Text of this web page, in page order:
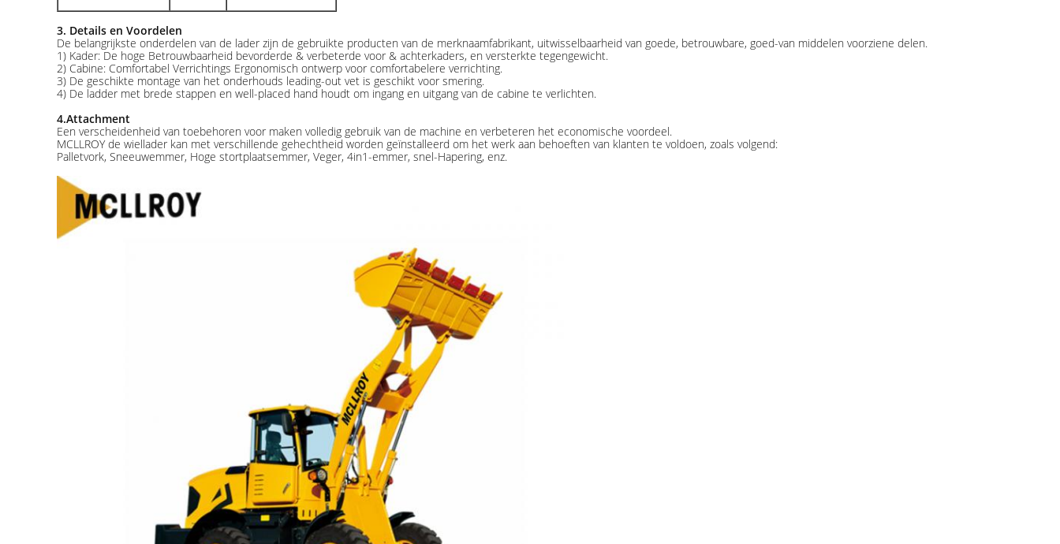
3. Details en Voordelen
De belangrijkste onderdelen van de lader zijn de gebruikte producten van de merknaamfabrikant, uitwisselbaarheid van goede, betrouwbare, goed-van middelen voorziene delen.
1) Kader: De hoge Betrouwbaarheid bevorderde & verbeterde voor & achterkaders, en versterkte tegengewicht.
2) Cabine: Comfortabel Verrichtings Ergonomisch ontwerp voor comfortabelere verrichting.
3) De geschikte montage van het onderhouds leading-out vet is geschikt voor smering.
4) De ladder met brede stappen en well-placed hand houdt om ingang en uitgang van de cabine te verlichten.
4.Attachment
Een verscheidenheid van toebehoren voor maken volledig gebruik van de machine en verbeteren het economische voordeel.
MCLLROY de wiellader kan met verschillende gehechtheid worden geïnstalleerd om het werk aan behoeften van klanten te voldoen, zoals volgend:
Palletvork, Sneeuwemmer, Hoge stortplaatsemmer, Veger, 4in1-emmer, snel-Hapering, enz.